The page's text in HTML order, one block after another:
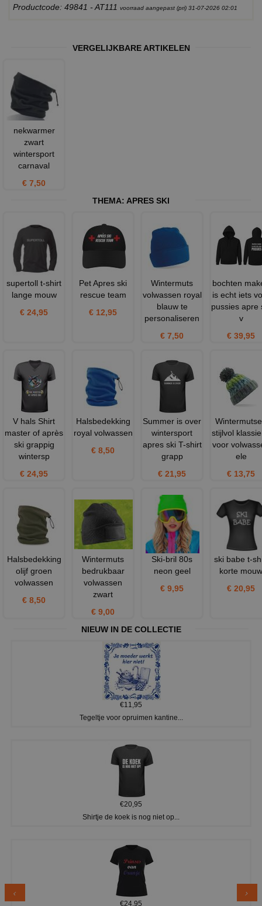
Productcode: 49841 - AT111 voorraad aangepast (pri) 31-07-2026 02:01
VERGELIJKBARE ARTIKELEN
nekwarmer
zwart
wintersport
carnaval
€ 7,50
THEMA: APRES SKI
supertoll t-shirt
lange mouw
€ 24,95
Pet Apres ski
rescue team
€ 12,95
Wintermuts
volwassen royal
blauw te
personaliseren
€ 7,50
bochten
is echt iets
pussies apre
v
€ 39,95
V hals Shirt
master of après
ski grappig
wintersp
€ 24,95
Halsbedekking
royal volwassen
€ 8,50
Summer is over
wintersport
apres ski T-shirt
grapp
€ 21,95
stijlvol
voor
ele
€ 13,75
Halsbedekking
olijf groen
volwassen
€ 8,50
Wintermuts
bedrukbaar
volwassen
zwart
€ 9,00
Ski-bril 80s
neon geel
€ 9,95
ski babe t-
korte mouw
€ 20,95
NIEUW IN DE COLLECTIE
€11,95
Tegeltje voor opruimen kantine...
€20,95
Shirtje de koek is nog niet op...
€24,95